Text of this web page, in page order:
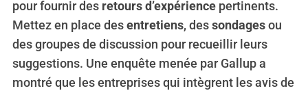
pour fournir des retours d’expériencepertinents.
Mettez en place desentretiens, dessondagesou
des groupes de discussion pour recueillir leurs
suggestions. Une enquête menée par Gallup a
montré que les entreprises qui intègrent les avis de